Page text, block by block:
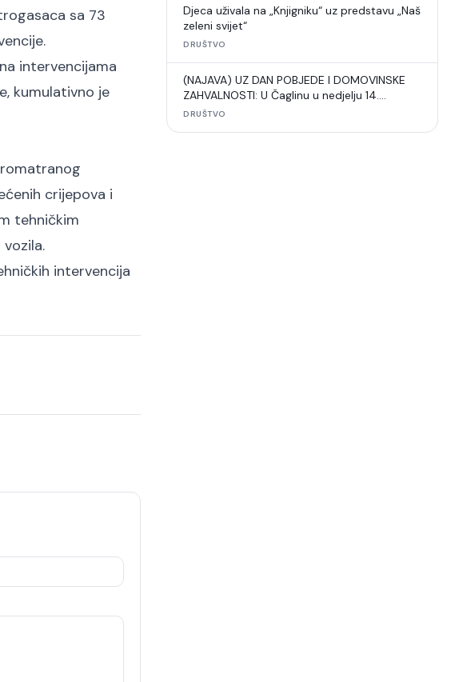
sa 73
intervencijama
kumulativno je
crijepova i
tehničkim
intervencija
Djeca uživala na „Knjigniku“ uz predstavu „Naš
zeleni svijet“
DRUŠTVO
(NAJAVA) UZ DAN POBJEDE I DOMOVINSKE
ZAHVALNOSTI: U Čaglinu u nedjelju 14.
međunarodni šahovski turnir
DRUŠTVO